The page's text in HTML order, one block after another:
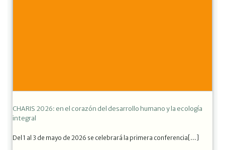
CHARIS 2026: en el corazón del desarrollo humano y la ecología
integral
Del 1 al 3 de mayo de 2026 se celebrará la primera conferencia[…]